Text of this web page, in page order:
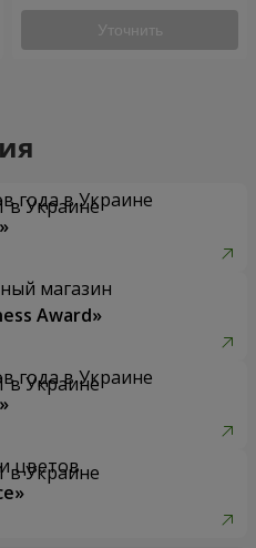
Уточнить
года в Украине
магазин
Award»
года в Украине
цветов